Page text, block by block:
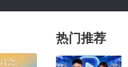
02:00
热门推荐